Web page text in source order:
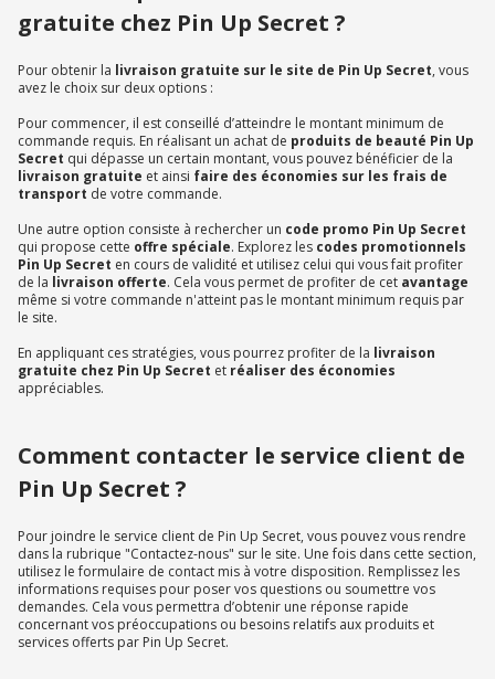
gratuite chez Pin Up Secret ?
Pour obtenir la livraison gratuite sur le site de Pin Up Secret, vous
avez le choix sur deux options :
Pour commencer, il est conseillé d’atteindre le montant minimum de
commande requis. En réalisant un achat de produits de beauté Pin Up
Secret qui dépasse un certain montant, vous pouvez bénéficier de la
livraison gratuite et ainsi faire des économies sur les frais de
transport de votre commande.
Une autre option consiste à rechercher un code promo Pin Up Secret
qui propose cette offre spéciale. Explorez les codes promotionnels
Pin Up Secret en cours de validité et utilisez celui qui vous fait profiter
de la livraison offerte. Cela vous permet de profiter de cet avantage
même si votre commande n'atteint pas le montant minimum requis par
le site.
En appliquant ces stratégies, vous pourrez profiter de la livraison
gratuite chez Pin Up Secret et réaliser des économies
appréciables.
Comment contacter le service client de
Pin Up Secret ?
Pour joindre le service client de Pin Up Secret, vous pouvez vous rendre
dans la rubrique "Contactez-nous" sur le site. Une fois dans cette section,
utilisez le formulaire de contact mis à votre disposition. Remplissez les
informations requises pour poser vos questions ou soumettre vos
demandes. Cela vous permettra d’obtenir une réponse rapide
concernant vos préoccupations ou besoins relatifs aux produits et
services offerts par Pin Up Secret.